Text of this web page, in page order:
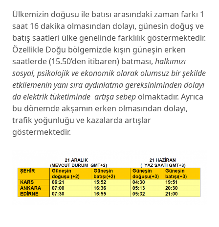
Ülkemizin doğusu ile batısı arasındaki zaman farkı 1
saat 16 dakika olmasından dolayı, günesin doğuş ve
batış saatleri ülke genelinde farklılık göstermektedir.
Özellikle Doğu bölgemizde kışın güneşin erken
saatlerde (15.50’den itibaren) batması, halkımızı
sosyal, psikolojik ve ekonomik olarak olumsuz bir şekilde
etkilemenin yanı sıra aydınlatma gereksiniminden dolayı
da elektrik tüketiminde artışa sebep olmaktadır. Ayrıca
bu dönemde akşamın erken olmasından dolayı,
trafik yoğunluğu ve kazalarda artışlar
göstermektedir.